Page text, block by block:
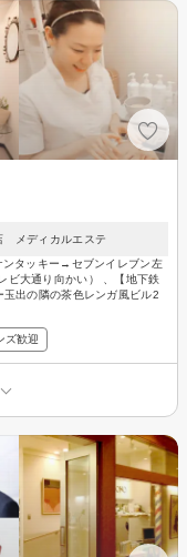
メディカルエステ
タッキー→セブンイレブン左
ビ大通り向かい） 、【地下鉄
出の隣の茶色レンガ風ビル2
ズ歓迎